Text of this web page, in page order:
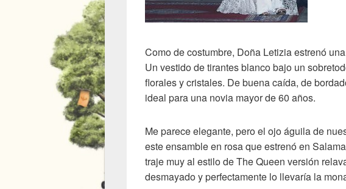
Como de costumbre, Doña Letizia estrenó
Un vestido de tirantes blanco bajo un
florales y cristales. De buena caída, de
ideal para una novia mayor de 60 años.
Me parece elegante, pero el ojo águila de
este ensamble en rosa que estrenó en
traje muy al estilo de The Queen versión
desmayado y perfectamente lo llevaría la